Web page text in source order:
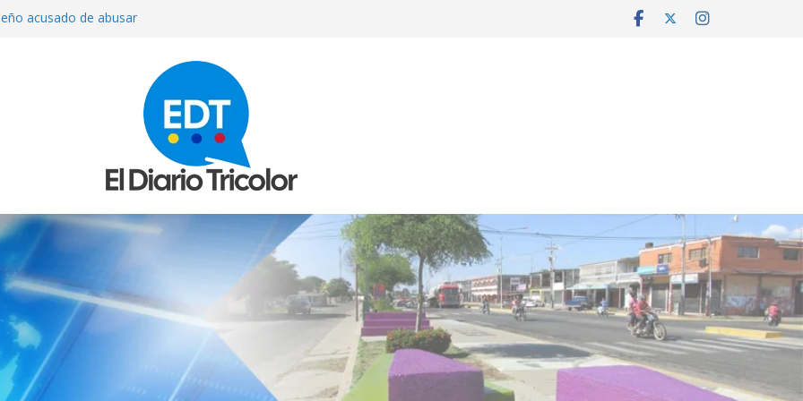
acusado de abusar
conversaciones en el Hotel
un puñal y dejó heridas a su
dejó ocho muertos y 30 heridos